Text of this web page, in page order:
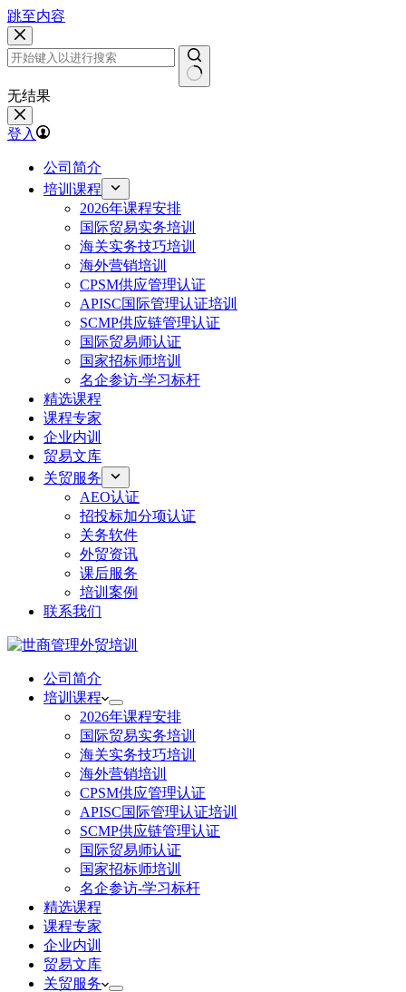
跳至内容
无结果
登入
公司简介
培训课程
2026年课程安排
国际贸易实务培训
海关实务技巧培训
海外营销培训
CPSM供应管理认证
APISC国际管理认证培训
SCMP供应链管理认证
国际贸易师认证
国家招标师培训
名企参访-学习标杆
精选课程
课程专家
企业内训
贸易文库
关贸服务
AEO认证
招投标加分项认证
关务软件
外贸资讯
课后服务
培训案例
联系我们
公司简介
培训课程
2026年课程安排
国际贸易实务培训
海关实务技巧培训
海外营销培训
CPSM供应管理认证
APISC国际管理认证培训
SCMP供应链管理认证
国际贸易师认证
国家招标师培训
名企参访-学习标杆
精选课程
课程专家
企业内训
贸易文库
关贸服务